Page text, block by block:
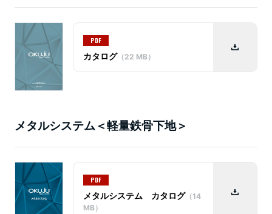
PDF
カタログ（22 MB）
メタルシステム＜軽量鉄骨下地＞
PDF
メタルシステム カタログ（14
MB）